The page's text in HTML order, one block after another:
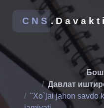
CNS
Бош
Давлат
"Xo`jai jahon savdo